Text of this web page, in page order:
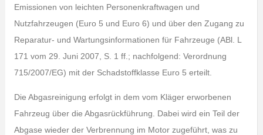
Emissionen von leichten Personenkraftwagen und
Nutzfahrzeugen (Euro 5 und Euro 6) und über den Zugang zu
Reparatur- und Wartungsinformationen für Fahrzeuge (ABl. L
171 vom 29. Juni 2007, S. 1 ff.; nachfolgend: Verordnung
715/2007/EG) mit der Schadstoffklasse Euro 5 erteilt.
Die Abgasreinigung erfolgt in dem vom Kläger erworbenen
Fahrzeug über die Abgasrückführung. Dabei wird ein Teil der
Abgase wieder der Verbrennung im Motor zugeführt, was zu